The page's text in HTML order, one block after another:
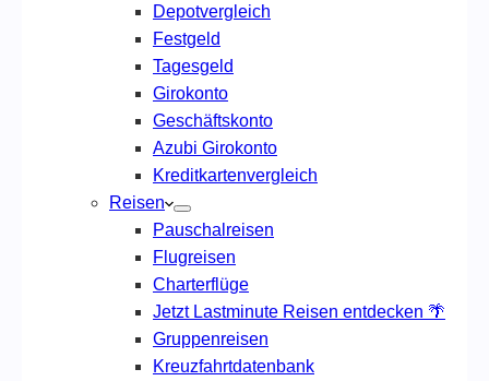
Depotvergleich
Festgeld
Tagesgeld
Girokonto
Geschäftskonto
Azubi Girokonto
Kreditkartenvergleich
Reisen
Pauschalreisen
Flugreisen
Charterflüge
Jetzt Lastminute Reisen entdecken 🌴
Gruppenreisen
Kreuzfahrtdatenbank